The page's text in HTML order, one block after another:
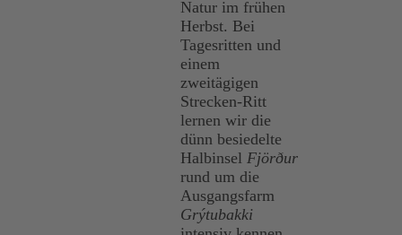
Natur im frühen
Herbst. Bei
Tagesritten und
einem
zweitägigen
Strecken-Ritt
lernen wir die
dünn besiedelte
Halbinsel Fjörður
rund um die
Ausgangsfarm
Grýtubakki